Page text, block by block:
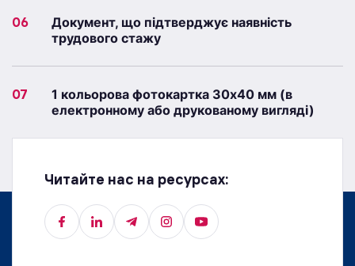
06
Документ, що підтверджує наявність
трудового стажу
07
1 кольорова фотокартка 30х40 мм (в
електронному або друкованому вигляді)
Читайте нас на ресурсах: